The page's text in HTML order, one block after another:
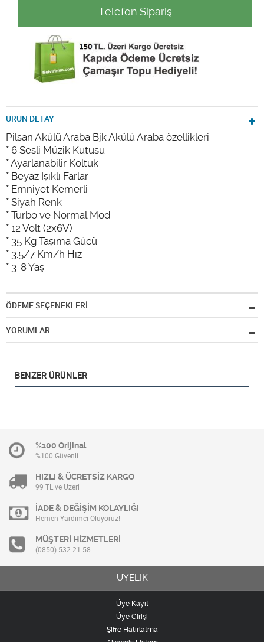
Telefon Sipariş
ÜRÜN DETAY
Pilsan Akülü Araba Bjk Akülü Araba özellikleri
* 6 Sesli Müzik Kutusu
* Ayarlanabilir Koltuk
* Beyaz Işıklı Farlar
* Emniyet Kemerli
* Siyah Renk
* Turbo ve Normal Mod
* 12 Volt (2x6V)
* 35 Kg Taşıma Gücü
* 3.5/7 Km/h Hız
* 3-8 Yaş
ÖDEME SEÇENEKLERİ
YORUMLAR
BENZER ÜRÜNLER
%100 Orijinal
%100 Güvenli
HIZLI & ÜCRETSİZ KARGO
99 TL ve Üzeri
İADE & DEĞİŞİM KOLAYLIĞI
Hemen Yardımcı Oluyoruz!
MÜŞTERİ HİZMETLERİ
(0850) 532 21 58
ÜYELİK
Üye Kayıt
Üye Girişi
Şifre Hatırlatma